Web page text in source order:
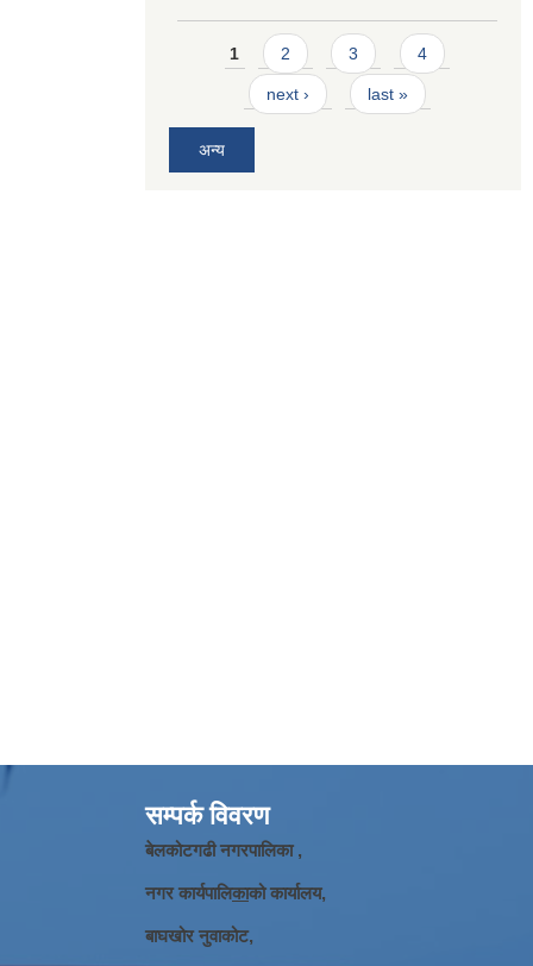
Pages
1 2 3 4
next › last »
अन्य
सम्पर्क विवरण
बेलकोटगढी नगरपालिका ,
नगर कार्यपालिकाको कार्यालय,
बाघखोर नुवाकोट,